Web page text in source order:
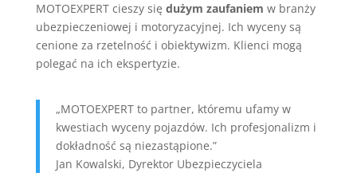
MOTOEXPERT cieszy się dużym zaufaniem w branży
ubezpieczeniowej i motoryzacyjnej. Ich wyceny są
cenione za rzetelność i obiektywizm. Klienci mogą
polegać na ich ekspertyzie.
„MOTOEXPERT to partner, któremu ufamy w
kwestiach wyceny pojazdów. Ich profesjonalizm i
dokładność są niezastąpione.”
Jan Kowalski, Dyrektor Ubezpieczyciela